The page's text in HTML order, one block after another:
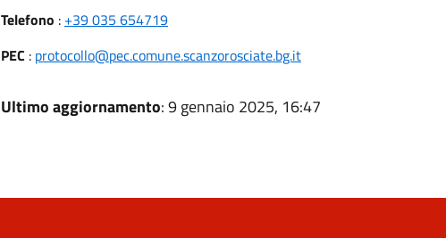
Telefono : +39 035 654719
PEC : protocollo@pec.comune.scanzorosciate.bg.it
Ultimo aggiornamento: 9 gennaio 2025, 16:47